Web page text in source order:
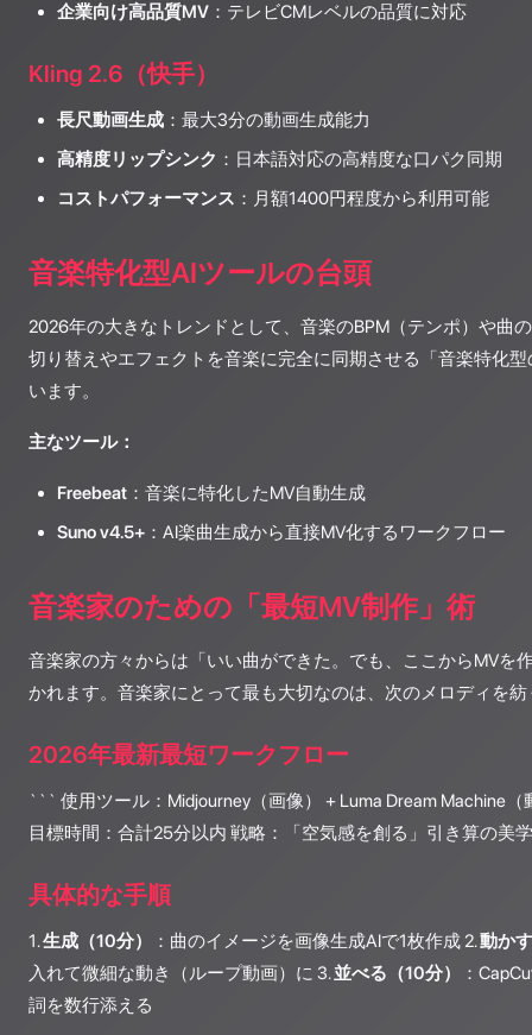
企業向け高品質MV ：テレビCMレベルの品質に対応
Kling 2.6（快手）
長尺動画生成 ：最大3分の動画生成能力
高精度リップシンク ：日本語対応の高精度な口パク同期
コストパフォーマンス ：月額1400円程度から利用可能
音楽特化型AIツールの台頭
2026年の大きなトレンドとして、音楽のBPM（テンポ）や曲
切り替えやエフェクトを音楽に完全に同期させる「音楽特化
います。
主なツール：
Freebeat ：音楽に特化したMV自動生成
Suno v4.5+ ：AI楽曲生成から直接MV化するワークフロー
音楽家のための「最短MV制作」術
音楽家の方々からは「いい曲ができた。でも、ここからMVを
かれます。音楽家にとって最も大切なのは、次のメロディを
2026年最新最短ワークフロー
``` 使用ツール：Midjourney（画像） + Luma Dream Machine（
目標時間：合計25分以内 戦略：「空気感を創る」引き算の美
具体的な手順
1.生成（10分） ：曲のイメージを画像生成AIで1枚作成 2.動か
入れて微細な動き（ループ動画）に 3.並べる（10分）
：
詞を数行添える